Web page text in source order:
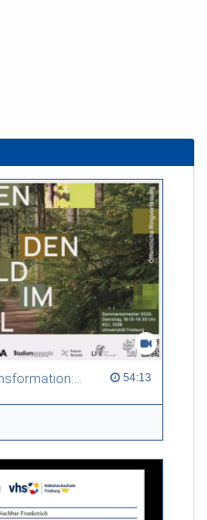
Between tradition and transformation: how owners, advisers and institutions co-create knowledge for resilient forests in Europe 54:13